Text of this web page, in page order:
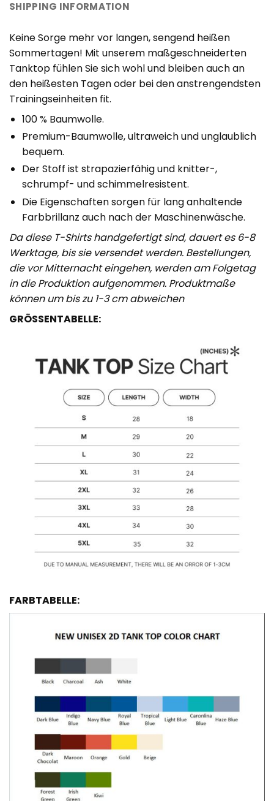
SHIPPING INFORMATION
Keine Sorge mehr vor langen, sengend heißen
Sommertagen! Mit unserem maßgeschneiderten
Tanktop fühlen Sie sich wohl und bleiben auch an
den heißesten Tagen oder bei den anstrengendsten
Trainingseinheiten fit.
100 % Baumwolle.
Premium-Baumwolle, ultraweich und unglaublich
bequem.
Der Stoff ist strapazierfähig und knitter-,
schrumpf- und schimmelresistent.
Die Eigenschaften sorgen für lang anhaltende
Farbbrillanz auch nach der Maschinenwäsche.
Da diese T-Shirts handgefertigt sind, dauert es 6-8
Werktage, bis sie versendet werden. Bestellungen,
die vor Mitternacht eingehen, werden am Folgetag
in die Produktion aufgenommen. Produktmaße
können um bis zu 1-3 cm abweichen
GRÖSSENTABELLE:
FARBTABELLE: